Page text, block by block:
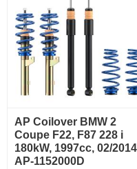
AP Coilover BMW 2
Coupe F22, F87 228 i
180kW, 1997cc, 02/
AP-1152000D